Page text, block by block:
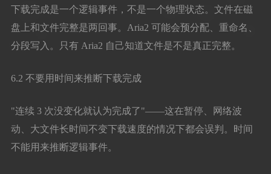
下载完成是一个逻辑事件，不是一个物理状态。文件在磁
盘上和文件完整是两回事。Aria2 可能会预分配、重命名、
分段写入。只有 Aria2 自己知道文件是不是真正完整。
6.2 不要用时间来推断下载完成
"连续 3 次没变化就认为完成了"——这在暂停、网络波
动、大文件长时间不变下载速度的情况下都会误判。时间
不能用来推断逻辑事件。